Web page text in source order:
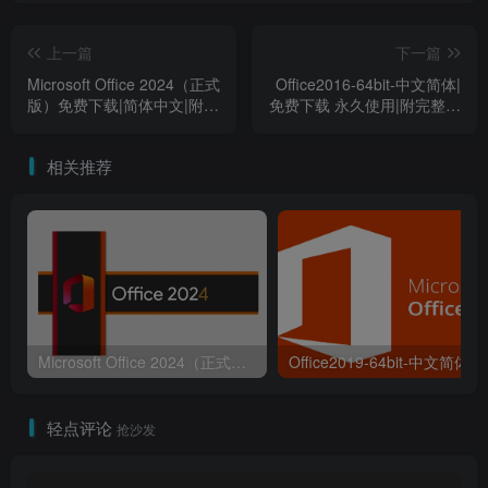
7.鼠标右击解压出来的【Crack】选择【以管理员身份运
上一篇
Microsoft Office 2024（正式
版）免费下载|简体中文|附完
下一篇
Office2016-64bit-中文简体|
免费下载 永久使用|附完整安
相关推荐
Microsoft Office 2024（正式版）免费下载|简体中文|附完整安装教程
轻点评论 抢沙发